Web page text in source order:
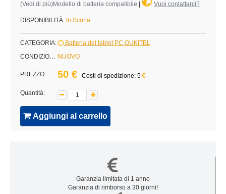
(Vedi di più)Modello di batteria compatibile Vuoi contattarci?
DISPONIBILITÀ: In Scorta
CATEGORIA:
Batteria del tablet PC OUKITEL
CONDIZIONE: NUOVO
PREZZO: 50 € Costi di spedizione: 5
Quantità:
Aggiungi al carrello
Garanzia limitata di 1 anno
Garanzia di rimborso a 30 giorni!